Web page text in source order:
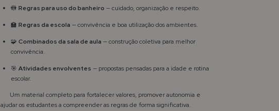
🚻Regras para uso do banheiro — cuidado, organização e respeito.
🏫 Regras da escola — convivência e boa utilização dos ambientes.
🧩Combinados da sala de aula — construção coletiva para melhor
convivência.
🎯 Atividades envolventes — propostas pensadas para a idade e rotina
escolar.
Um material completo para fortalecer valores, promover autonomia e
ajudar os estudantes a compreender as regras de forma significativa.